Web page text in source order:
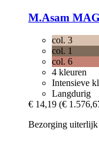
M.Asam
col. 3
col. 1
col. 6
4 kleuren
Intensieve
Langdurig
€ 14,19 (€
Bezorging uiterlijk